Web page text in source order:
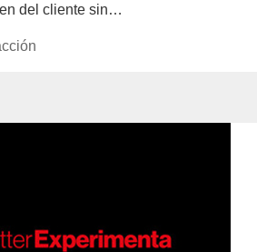
del cliente sin…
www.experimenta.es/author/redaccion/